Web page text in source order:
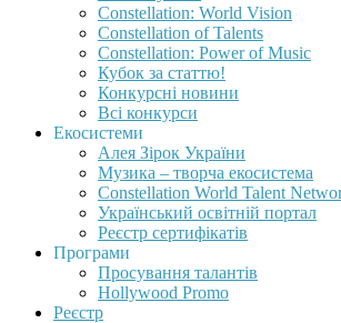
Constellation: World Vision
Constellation of Talents
Constellation: Power of Music
Кубок за статтю!
Конкурсні новини
Всі конкурси
Екосистеми
Алея Зірок України
Музика – творча екосистема
Constellation World Talent
Український освітній портал
Реєстр сертифікатів
Програми
Просування талантів
Hollywood Promo
Реєстр